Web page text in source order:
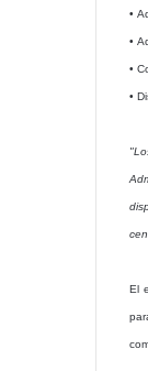
•
•
•
•
El